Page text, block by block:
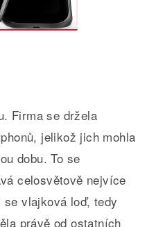
Firma se držela
jelikož jich mohla
dobu. To se
celosvětově nejvíce
vlajková loď, tedy
právě od ostatních